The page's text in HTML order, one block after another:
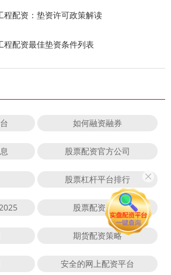
程配资：垫资许可政策解读
程配资最佳垫资条件列表
如何融资融券
股票配资官方公司
股票杠杆平台排行
股票配资风险
期货配资策略
安全的网上配资平台